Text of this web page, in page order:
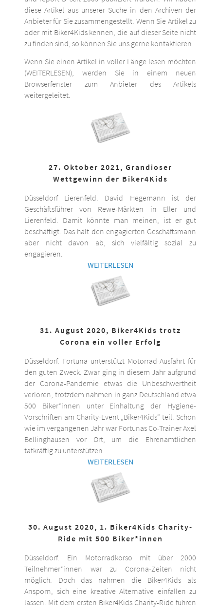
diese Artikel aus unserer Suche in den Archiven der
Anbieter für Sie zusammengestellt. Wenn Sie Artikel zu
oder mit Biker4Kids kennen, die auf dieser Seite nicht
zu finden sind, so können Sie uns gerne kontaktieren.
Wenn Sie einen Artikel in voller Länge lesen möchten
(WEITERLESEN), werden Sie in einem neuen
Browserfenster zum Anbieter des Artikels
weitergeleitet.
27. Oktober 2021, Grandioser
Wettgewinn der Biker4Kids
Düsseldorf Lierenfeld. David Hegemann ist der
Geschäftsführer von Rewe-Märkten in Eller und
Lierenfeld. Damit könnte man meinen, ist er gut
beschäftigt. Das hält den engagierten Geschäftsmann
aber nicht davon ab, sich vielfältig sozial zu
engagieren.
WEITERLESEN
31. August 2020, Biker4Kids trotz
Corona ein voller Erfolg
Düsseldorf. Fortuna unterstützt Motorrad-Ausfahrt für
den guten Zweck. Zwar ging in diesem Jahr aufgrund
der Corona-Pandemie etwas die Unbeschwertheit
verloren, trotzdem nahmen in ganz Deutschland etwa
500 Biker*innen unter Einhaltung der Hygiene-
Vorschriften am Charity-Event „Biker4Kids“ teil. Schon
wie im vergangenen Jahr war Fortunas Co-Trainer Axel
Bellinghausen vor Ort, um die Ehrenamtlichen
tatkräftig zu unterstützen.
WEITERLESEN
30. August 2020, 1. Biker4Kids Charity-
Ride mit 500 Biker*innen
Düsseldorf. Ein Motorradkorso mit über 2000
Teilnehmer*innen war zu Corona-Zeiten nicht
möglich. Doch das nahmen die Biker4Kids als
Ansporn, sich eine kreative Alternative einfallen zu
lassen. Mit dem ersten Biker4Kids Charity-Ride fuhren